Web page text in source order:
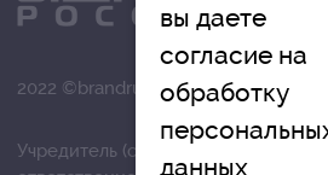
2022 ©brandrussia.online | СИ
Учредитель (соучредители):
вы даете
согласие на
обработку
данных